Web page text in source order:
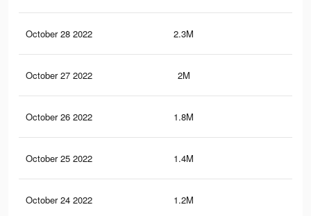
October 28 2022 2.3M
October 27 2022 2M
October 26 2022 1.8M
October 25 2022 1.4M
October 24 2022 1.2M